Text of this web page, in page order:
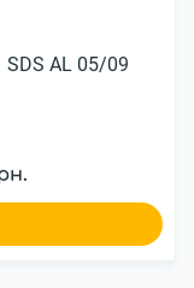
SDS AL 05/09